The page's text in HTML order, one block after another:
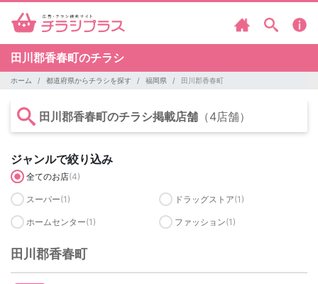
田川郡香春町のチラシ
ホーム 都道府県からチラシを探す 福岡県 田川郡香春町
田川郡香春町のチラシ掲載店舗 （4店舗）
ジャンルで絞り込み
全てのお店(4)
スーパー(1) ドラッグストア(1)
ホームセンター(1) ファッション(1)
田川郡香春町